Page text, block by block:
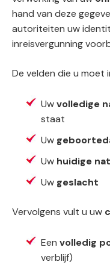
hand van deze
autoriteiten uw
inreisvergunning
De velden die u moet
Uwvolledige
staat
Uw
Uw huidige
Uw geslacht
Vervolgens vult u uw
Een volledig
verblijf)